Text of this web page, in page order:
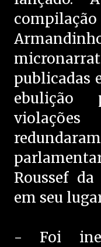
publicadas
violações
Roussef
em seu
- Foi